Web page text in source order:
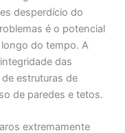
desperdício do
é o potencial
do tempo. A
das
estruturas de
de paredes e tetos.
extremamente